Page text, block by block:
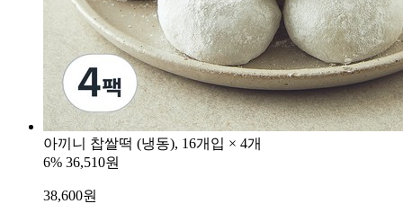
아끼니 찹쌀떡 (냉동), 16개입 × 4개
6% 36,510원
38,600원